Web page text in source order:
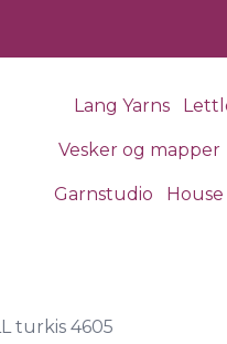
Lang Yarns
Vesker og mapper
Garnstudio House
turkis 4605